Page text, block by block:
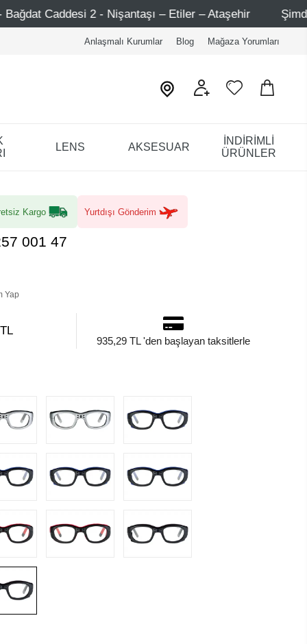
2 - Nişantaşı – Etiler – Ataşehir Şimdi Üye ol ! 5000
Anlaşmalı Kurumlar Blog Mağaza Yorumları
LENS AKSESUAR
İNDİRİMLİ
ÜRÜNLER
Kargo Yurtdışı Gönderim
001 47
Yap
935,29 TL 'den başlayan taksitlerle